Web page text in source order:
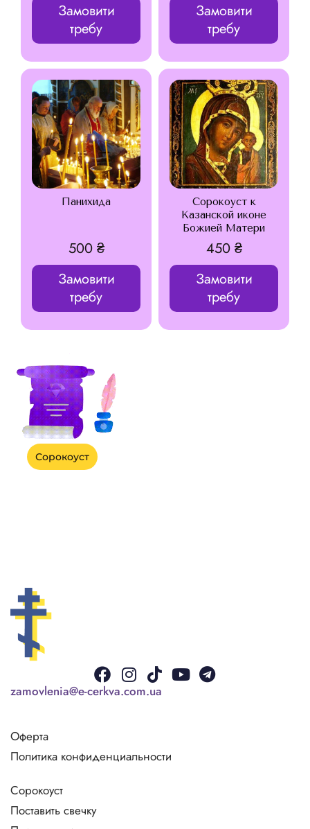
Замовити
требу
Замовити
требу
Панихида
500 ₴
Замовити
требу
Сорокоуст к
Казанской иконе
Божией Матери
450 ₴
Замовити
требу
Сорокоуст
Facebook
Instagram
TiktokYoutubeTelegram
zamovlenia@e-cerkva.com.ua
Оферта
Политика конфиденциальности
Сорокоуст
Поставить свечку